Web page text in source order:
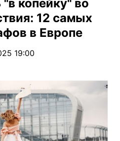
"в копейку" во
12 самых
в Европе
19:00